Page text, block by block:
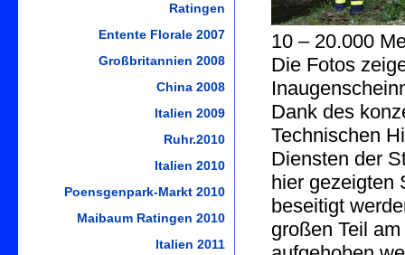
10 – 20.000
Die Fotos
Dank des
Technischen
Diensten der
hier gezeigten
beseitigt
großen Teil
Ratingen
Entente Florale 2007
Großbritannien 2008
China 2008
Italien 2009
Ruhr.2010
Italien 2010
Poensgenpark-Markt 2010
Maibaum Ratingen 2010
Italien 2011